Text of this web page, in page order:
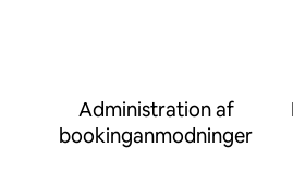
Administration af
bookinganmodninger